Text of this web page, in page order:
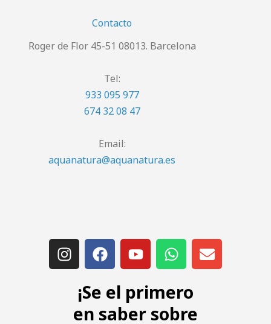
Contacto
Roger de Flor 45-51 08013. Barcelona
Tel:
933 095 977
674 32 08 47
Email:
aquanatura@aquanatura.es
¡Se el primero
en saber sobre